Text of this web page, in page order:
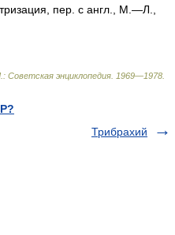
пер. с англ., М.—Л.,
Советская энциклопедия 1969—1978
Трибрахий